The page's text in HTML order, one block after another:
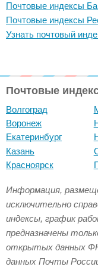
Почтовые индексы
Почтовые индексы
Узнать почтовый
Почтовые
Волгоград
Воронеж
Екатеринбург
Казань
Красноярск
Информация,
исключительно
индексы, график
предназначены
открытых данных
данных Почты